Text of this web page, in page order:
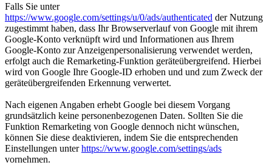
Falls Sie unter
https://www.google.com/settings/u/0/ads/authenticated der Nutzung
zugestimmt haben, dass Ihr Browserverlauf von Google mit ihrem
Google-Konto verknüpft wird und Informationen aus Ihrem
Google-Konto zur Anzeigenpersonalisierung verwendet werden,
erfolgt auch die Remarketing-Funktion geräteübergreifend. Hierbei
wird von Google Ihre Google-ID erhoben und und zum Zweck der
geräteübergreifenden Erkennung verwertet.
Nach eigenen Angaben erhebt Google bei diesem Vorgang
grundsätzlich keine personenbezogenen Daten. Sollten Sie die
Funktion Remarketing von Google dennoch nicht wünschen,
können Sie diese deaktivieren, indem Sie die entsprechenden
Einstellungen unterhttps://www.google.com/settings/ads
vornehmen.